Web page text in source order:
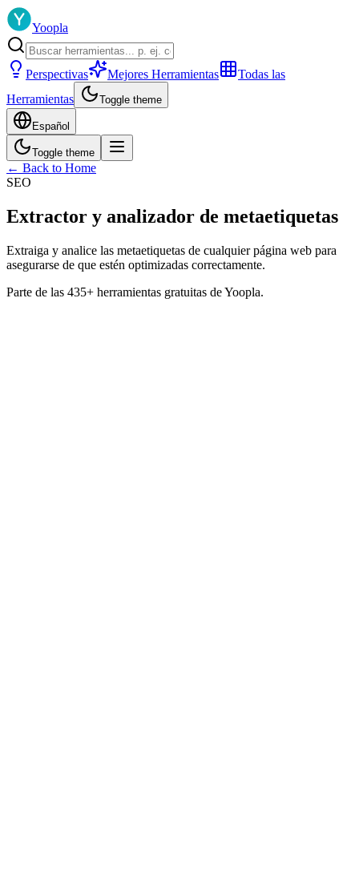
Yoopla
Perspectivas Mejores Herramientas
Todas las
Herramientas
Toggle theme
Español
Toggle theme
← Back to Home
SEO
Extractor y analizador de metaetiquetas
Extraiga y analice las metaetiquetas de cualquier página web para
asegurarse de que estén optimizadas correctamente.
Parte de las 435+ herramientas gratuitas de Yoopla.